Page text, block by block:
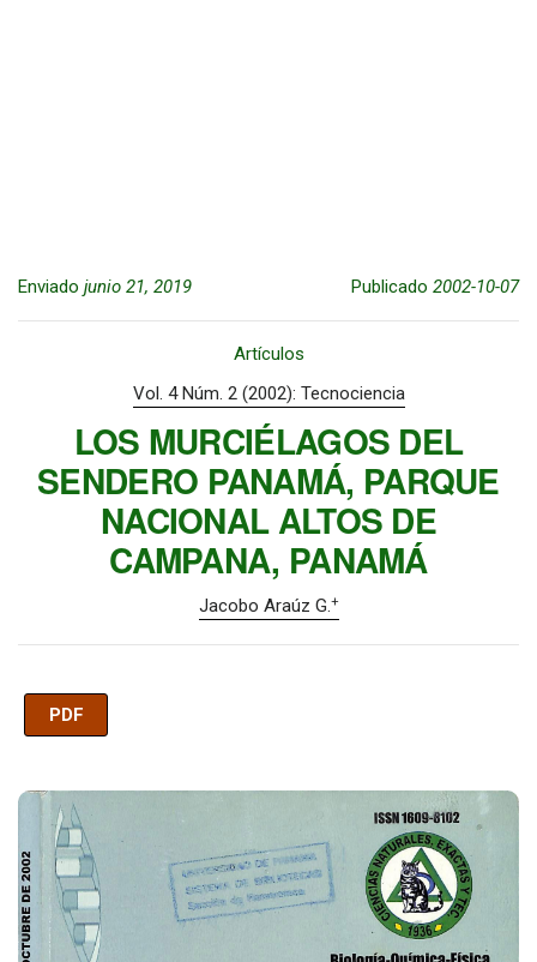
Enviado junio 21, 2019 Publicado 2002-10-07
Artículos
Vol. 4 Núm. 2 (2002): Tecnociencia
LOS MURCIÉLAGOS DEL
SENDERO PANAMÁ, PARQUE
NACIONAL ALTOS DE
CAMPANA, PANAMÁ
Jacobo Araúz G.+
PDF
Imagen de portada